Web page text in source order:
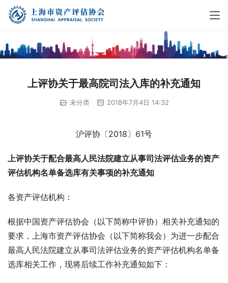
上评协关于最高院司法入库的补充通知
未分类 2018年7月4日 14:32
沪评协〔2018〕61号
上评协关于配合最高人民法院建立从事司法评估业务的资产
评估机构名单备选库有关事项的补充通知
各资产评估机构：
根据中国资产评估协会（以下简称中评协）相关补充通知的
要求，上海市资产评估协会（以下简称我会）为进一步配合
最高人民法院建立从事司法评估业务的资产评估机构名单备
选库相关工作，现将后续工作补充通知如下：